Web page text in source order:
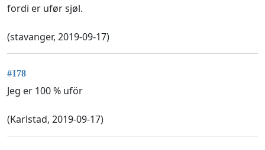
fordi er ufør sjøl.
(stavanger, 2019-09-17)
#178
Jeg er 100 % uför
(Karlstad, 2019-09-17)